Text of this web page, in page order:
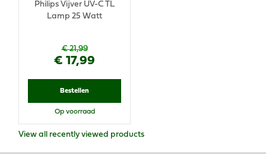
€ 21,99
€ 17,99
Philips Vijver UV-C TL
Lamp 25 Watt
Bestellen
Op voorraad
View all recently viewed products